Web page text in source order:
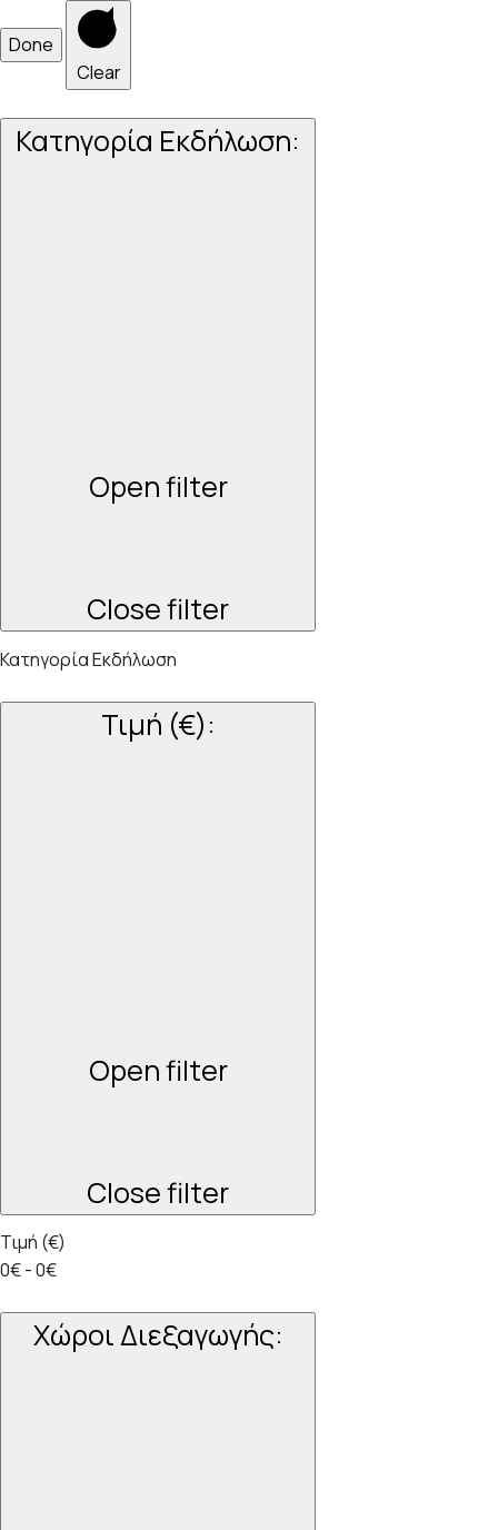
Done
Clear
Κατηγορία Εκδήλωση:
Open filter
Close filter
Κατηγορία Εκδήλωση
Τιμή (€):
Open filter
Close filter
Τιμή (€)
0€ - 0€
Χώροι Διεξαγωγής: